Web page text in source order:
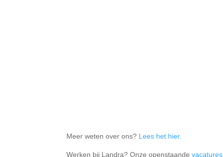
Meer weten over ons? Lees het hier.
Werken bij Landra? Onze openstaandevacatures